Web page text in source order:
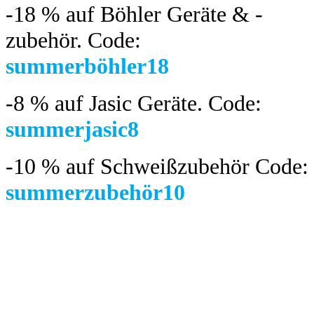
-18 % auf Böhler Geräte & -
zubehör. Code:
summerböhler18
-8 % auf Jasic Geräte. Code:
summerjasic8
-10 % auf Schweißzubehör Code:
summerzubehör10